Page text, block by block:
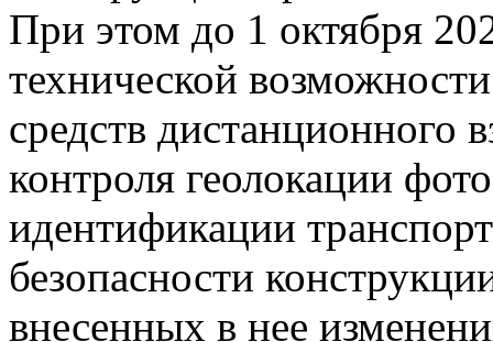
При этом до 1 октября
технической
средств дистанционного
контроля геолокации
идентификации
безопасности
внесенных в нее